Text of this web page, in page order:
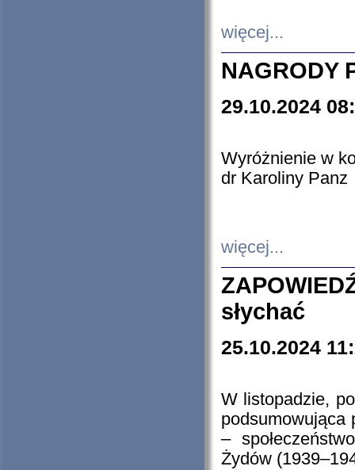
więcej...
NAGRODY
29.10.2024
Wyróżnienie w
dr Karoliny Panz
więcej...
słychać
25.10.2024
W listopadzie,
podsumowująca
–
Żydów